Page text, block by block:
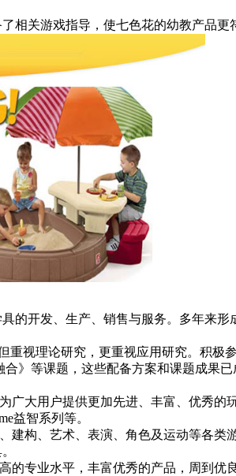
相关游戏指导，使七色花的幼教产品更
的开发、生产、销售与服务。多年来
视理论研究，更重视应用研究。积极
》等课题，这些配备方案和课题成果
大用户提供更加先进、丰富、优秀的
益智系列等。
构、艺术、表演、角色及运动等各
专业水平，丰富优秀的产品，周到